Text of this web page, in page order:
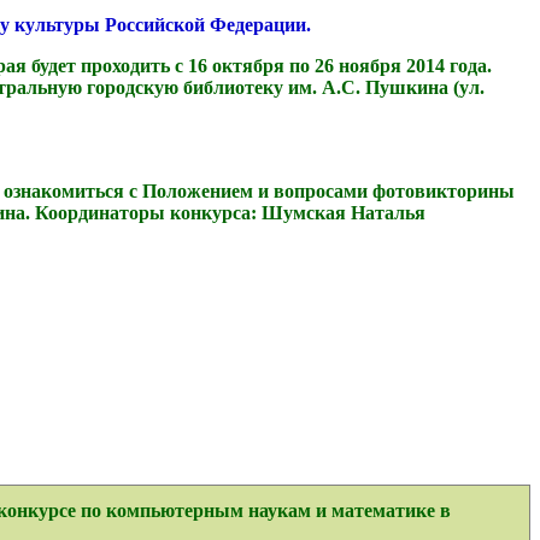
культуры Российской Федерации.
проходить с 16 октября по 26 ноября 2014 года.
городскую библиотеку им. А.С. Пушкина (ул.
с Положением и вопросами фотовикторины
Координаторы конкурса: Шумская Наталья
по компьютерным наукам и математике в